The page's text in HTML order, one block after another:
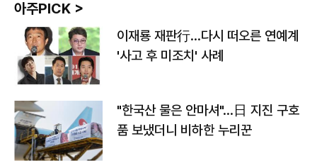
아주PICK >
이재룡 재판行…다시 떠오른 연예계
'사고 후 미조치' 사례
"한국산 물은 안마셔"…日 지진 구호
품 보냈더니 비하한 누리꾼